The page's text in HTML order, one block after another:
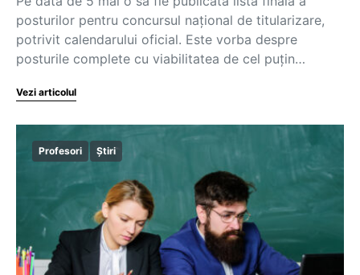
posturilor pentru concursul național de titularizare,
potrivit calendarului oficial. Este vorba despre
posturile complete cu viabilitatea de cel puțin…
Vezi articolul
Profesori Știri